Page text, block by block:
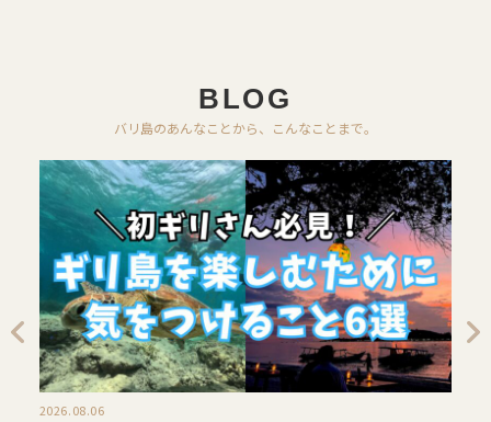
BLOG
バリ島のあんなことから、こんなことまで。
2026.08.06